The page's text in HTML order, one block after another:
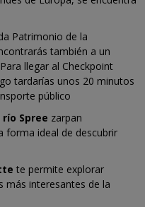
Patrimonio de la
también a un
llegar al Checkpoint
tardarías unos 20 minutos
público
Spree zarpan
forma ideal de descubrir
te permite explorar
más interesantes de la